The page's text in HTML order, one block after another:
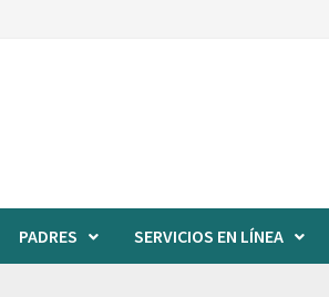
PADRES SERVICIOS EN LÍNEA